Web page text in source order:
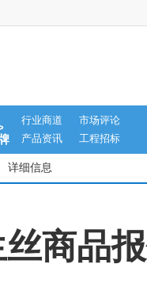
行业商道
市场评论
产品资讯
工程招标
详细信息
商品